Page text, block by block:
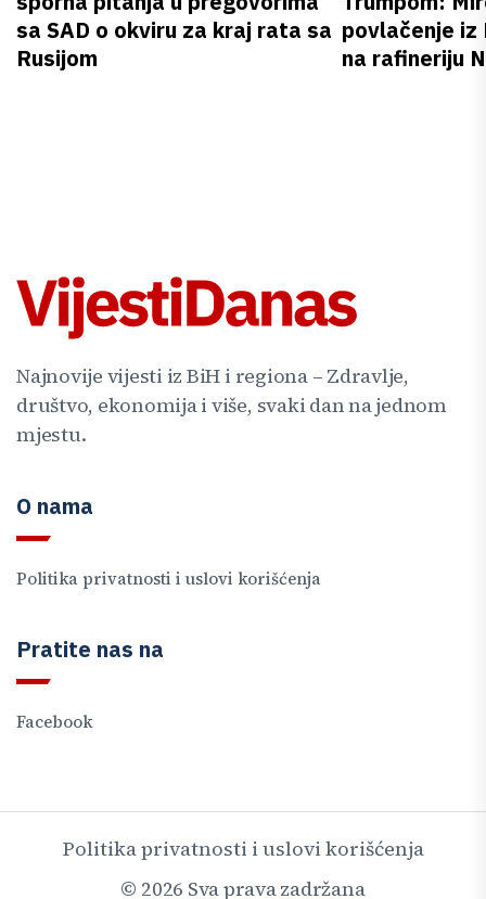
sa SAD o okviru za kraj rata sa
Rusijom
povlačenje iz
na rafineriju
Najnovije vijesti iz BiH i regiona – Zdravlje,
društvo, ekonomija i više, svaki dan na jednom
mjestu.
O nama
Politika privatnosti i uslovi korišćenja
Pratite nas na
Facebook
Politika privatnosti i uslovi korišćenja
© 2026 Sva prava zadržana